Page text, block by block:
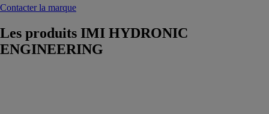
Contacter la marque
Les produits IMI HYDRONIC
ENGINEERING